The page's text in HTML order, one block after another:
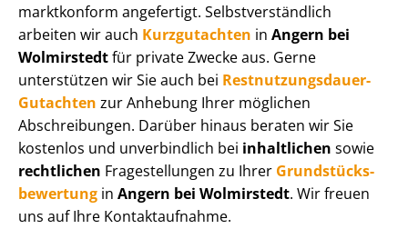
marktkonform angefertigt. Selbst­ver­ständ­lich
arbeiten wir auch Kurzgutachten in Angern bei
Wolmirstedtfür private Zwecke aus. Gerne
unterstützen wir Sie auch bei Rest­nut­zungs­dau­er-
Gutachten zur Anhebung Ihrer möglichen
Abschreibungen. Darüber hinaus beraten wir Sie
kostenlos und unverbindlich bei inhaltlichen sowie
rechtlichen Fragestellungen zu Ihrer Grund­stücks­
be­wer­tung in Angern bei Wolmirstedt. Wir freuen
uns auf Ihre Kontaktaufnahme.